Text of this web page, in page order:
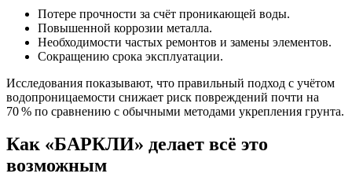
Потере прочности за счёт проникающей воды.
Повышенной коррозии металла.
Необходимости частых ремонтов и замены элементов.
Сокращению срока эксплуатации.
Исследования показывают, что правильный подход с учётом
водопроницаемости снижает риск повреждений почти на
70 % по сравнению с обычными методами укрепления грунта.
Как «БАРКЛИ» делает всё это
возможным